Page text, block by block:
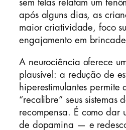
sem telas relatam um
após alguns dias, as
maior criatividade, foco
engajamento em
A neurociência oferece
plausível: a redução de
hiperestimulantes permite
“recalibre” seus sistemas
recompensa. É como dar
de dopamina — e